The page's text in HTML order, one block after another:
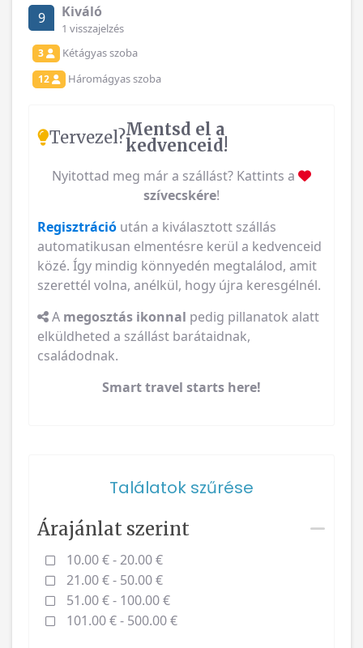
9 Kiváló
1 visszajelzés
3 Kétágyas szoba
12 Háromágyas szoba
Tervezel?Mentsd el a
kedvenceid!
Nyitottad meg már a szállást? Kattints a
szívecskére!
Regisztráció után a kiválasztott szállás
automatikusan elmentésre kerül a kedvenceid
közé. Így mindig könnyedén megtalálod, amit
szerettél volna, anélkül, hogy újra keresgélnél.
A megosztás ikonnal pedig pillanatok alatt
elküldheted a szállást barátaidnak,
családodnak.
Smart travel starts here!
Találatok szűrése
Árajánlat szerint
10.00 € - 20.00 €
21.00 € - 50.00 €
51.00 € - 100.00 €
101.00 € - 500.00 €